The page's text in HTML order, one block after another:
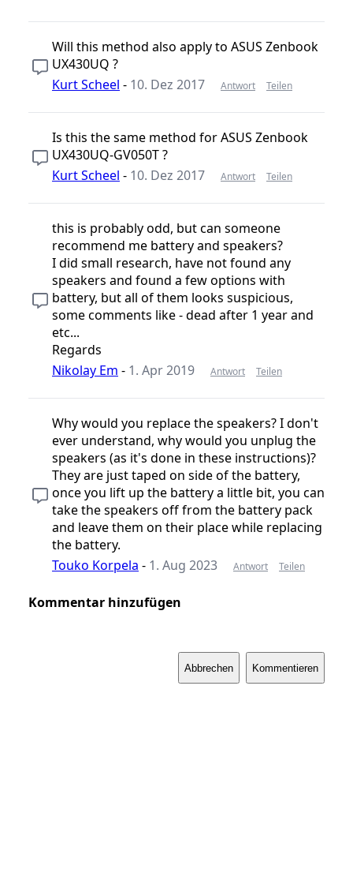
Will this method also apply to ASUS Zenbook
UX430UQ ?
Kurt Scheel - 10. Dez 2017 Antwort Teilen
Is this the same method for ASUS Zenbook
UX430UQ-GV050T ?
Kurt Scheel - 10. Dez 2017 Antwort Teilen
this is probably odd, but can someone
recommend me battery and speakers?
I did small research, have not found any
speakers and found a few options with
battery, but all of them looks suspicious,
some comments like - dead after 1 year and
etc...
Regards
Nikolay Em - 1. Apr 2019 Antwort Teilen
Why would you replace the speakers? I don't
ever understand, why would you unplug the
speakers (as it's done in these instructions)?
They are just taped on side of the battery,
once you lift up the battery a little bit, you can
take the speakers off from the battery pack
and leave them on their place while replacing
the battery.
Touko Korpela - 1. Aug 2023 Antwort Teilen
Kommentar hinzufügen
Abbrechen Kommentieren